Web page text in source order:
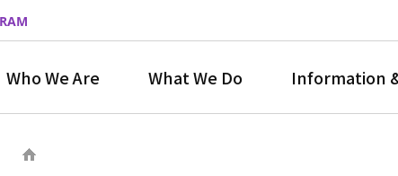
Who We Are What We Do Information